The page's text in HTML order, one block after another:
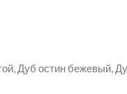
Дуб остин бежевый,